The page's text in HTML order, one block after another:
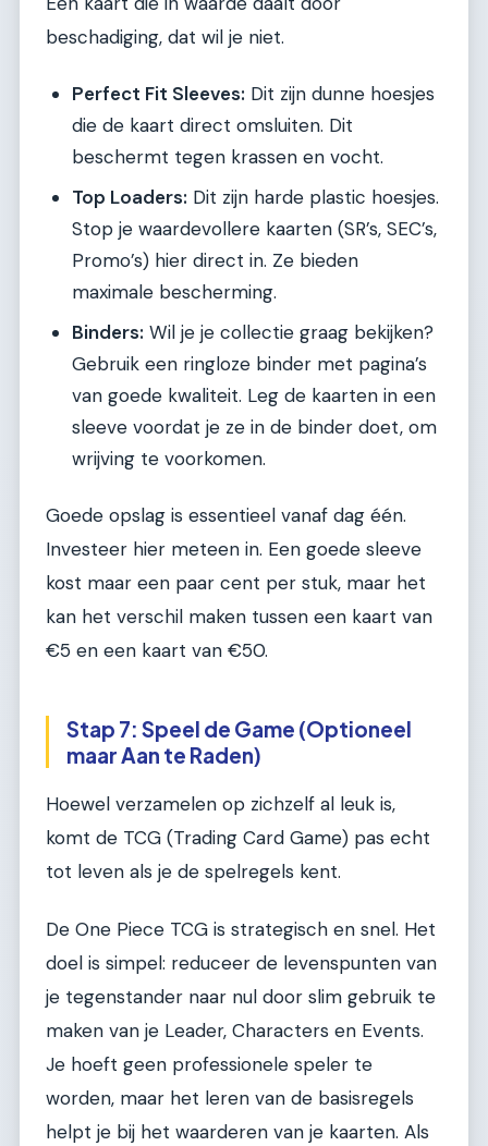
beschadiging, dat wil je niet.
Perfect Fit Sleeves: Dit zijn dunne hoesjes
die de kaart direct omsluiten. Dit
beschermt tegen krassen en vocht.
Top Loaders: Dit zijn harde plastic hoesjes.
Stop je waardevollere kaarten (SR’s, SEC’s,
Promo’s) hier direct in. Ze bieden
maximale bescherming.
Binders: Wil je je collectie graag bekijken?
Gebruik een ringloze binder met pagina’s
van goede kwaliteit. Leg de kaarten in een
sleeve voordat je ze in de binder doet, om
wrijving te voorkomen.
Goede opslag is essentieel vanaf dag één.
Investeer hier meteen in. Een goede sleeve
kost maar een paar cent per stuk, maar het
kan het verschil maken tussen een kaart van
€5 en een kaart van €50.
Stap 7: Speel de Game (Optioneel
maar Aan te Raden)
Hoewel verzamelen op zichzelf al leuk is,
komt de TCG (Trading Card Game) pas echt
tot leven als je de spelregels kent.
De One Piece TCG is strategisch en snel. Het
doel is simpel: reduceer de levenspunten van
je tegenstander naar nul door slim gebruik te
maken van je Leader, Characters en Events.
Je hoeft geen professionele speler te
worden, maar het leren van de basisregels
helpt je bij het waarderen van je kaarten. Als